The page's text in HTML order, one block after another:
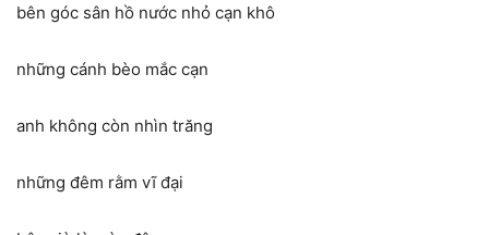
bên góc sân hồ nước nhỏ cạn khô
những cánh bèo mắc cạn
anh không còn nhìn trăng
những đêm rằm vĩ đại